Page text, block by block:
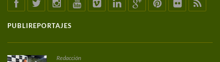
PUBLIREPORTAJES
Redacción